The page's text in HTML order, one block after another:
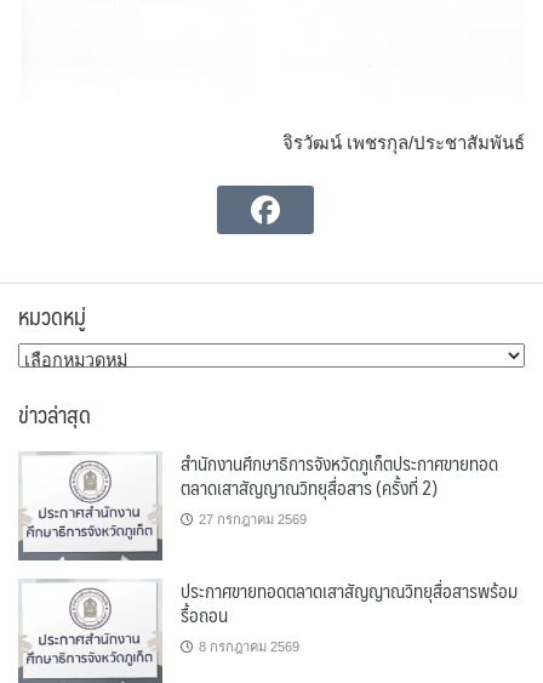
จิรวัฒน์ เพชรกุล/ประชาสัมพันธ์
หมวดหมู่
หมวด
ข่าวล่าสุด
สำนักงานศึกษาธิการจังหวัดภูเก็ตประกาศขายทอด
ตลาดเสาสัญญาณวิทยุสื่อสาร (ครั้งที่ 2)
27 กรกฎาคม 2569
ประกาศขายทอดตลาดเสาสัญญาณวิทยุสื่อสารพร้อม
รื้อถอน
8 กรกฎาคม 2569